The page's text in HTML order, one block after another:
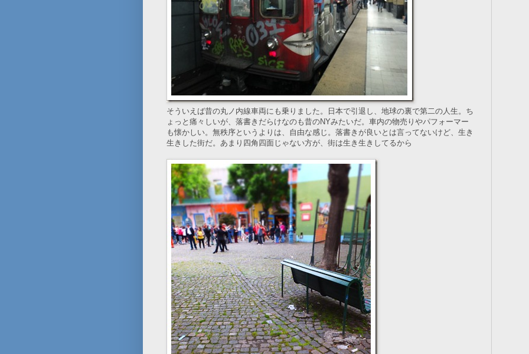
そういえば昔の丸ノ内線車両にも乗りました。日本で引退し、地球の裏で第二の人生。ち
ょっと痛々しいが、落書きだらけなのも昔のNYみたいだ。車内の物売りやパフォーマー
も懐かしい。無秩序というよりは、自由な感じ。落書きが良いとは言ってないけど、生き
生きした街だ。あまり四角四面じゃない方が、街は生き生きしてるから